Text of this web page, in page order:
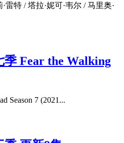
雷特 / 塔拉·妮可·韦尔 / 马里奥·
季 Fear the Walking
Season 7 (2021...